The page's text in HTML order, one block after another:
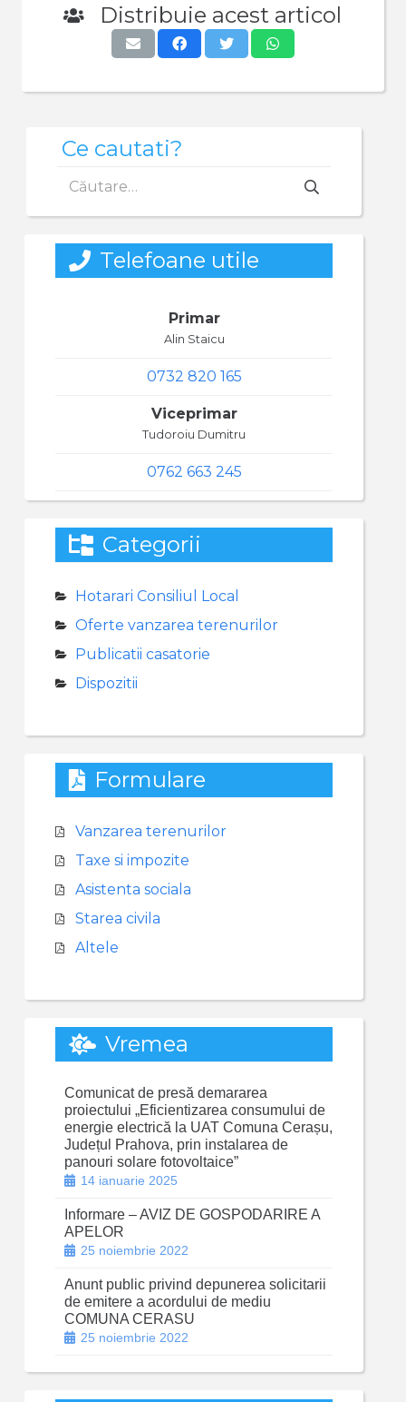
Distribuie acest articol
Ce cautati?
după:
Telefoane utile
Primar
Alin Staicu
0732 820 165
Viceprimar
Tudoroiu Dumitru
0762 663 245
Categorii
Hotarari Consiliul Local
Oferte vanzarea terenurilor
Publicatii casatorie
Dispozitii
Formulare
Vanzarea terenurilor
Taxe si impozite
Asistenta sociala
Starea civila
Altele
Vremea
Comunicat de presă demararea
proiectului „Eficientizarea consumului de
energie electrică la UAT Comuna Cerașu,
Județul Prahova, prin instalarea de
panouri solare fotovoltaice”
14 ianuarie 2025
Informare – AVIZ DE GOSPODARIRE A
APELOR
25 noiembrie 2022
Anunt public privind depunerea solicitarii
de emitere a acordului de mediu
COMUNA CERASU
25 noiembrie 2022